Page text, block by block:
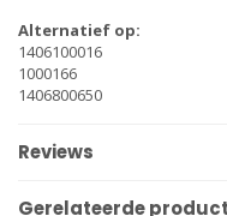
Alternatief op:
1406100016
1000166
1406800650
Reviews
Gerelateerde